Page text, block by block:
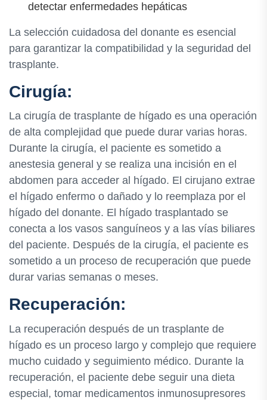
detectar enfermedades hepáticas
La selección cuidadosa del donante es esencial
para garantizar la compatibilidad y la seguridad del
trasplante.
Cirugía:
La cirugía de trasplante de hígado es una operación
de alta complejidad que puede durar varias horas.
Durante la cirugía, el paciente es sometido a
anestesia general y se realiza una incisión en el
abdomen para acceder al hígado. El cirujano extrae
el hígado enfermo o dañado y lo reemplaza por el
hígado del donante. El hígado trasplantado se
conecta a los vasos sanguíneos y a las vías biliares
del paciente. Después de la cirugía, el paciente es
sometido a un proceso de recuperación que puede
durar varias semanas o meses.
Recuperación:
La recuperación después de un trasplante de
hígado es un proceso largo y complejo que requiere
mucho cuidado y seguimiento médico. Durante la
recuperación, el paciente debe seguir una dieta
especial, tomar medicamentos inmunosupresores